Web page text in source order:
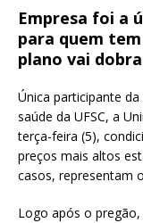
Empresa foi a
para quem
plano vai
Única participante
saúde da UFSC, a
terça-feira (5),
preços mais altos
casos, representam
Logo após o